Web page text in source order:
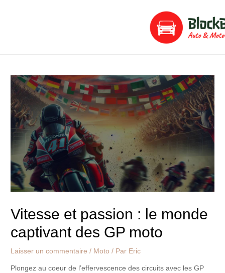
Vitesse et passion : le monde
captivant des GP moto
Laisser un commentaire / Moto / Par Eric
Plongez au coeur de l’effervescence des circuits avec les GP